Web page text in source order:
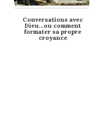
Conversations avec
Dieu…ou comment
formater sa propre
croyance